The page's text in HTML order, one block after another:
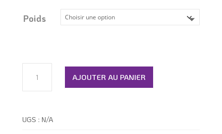
prix :
à
Poids
quantité
Bonbons
de
AJOUTER AU PANIER
UGS : N/A